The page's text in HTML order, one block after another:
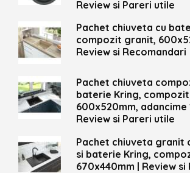
Review si Pareri utile
Pachet chiuveta cu
compozit granit,
Review si Recomandari
Pachet chiuveta
baterie Kring,
600x520mm, adancime
Review si Pareri utile
Pachet chiuveta granit
si baterie Kring,
670x440mm | Review si